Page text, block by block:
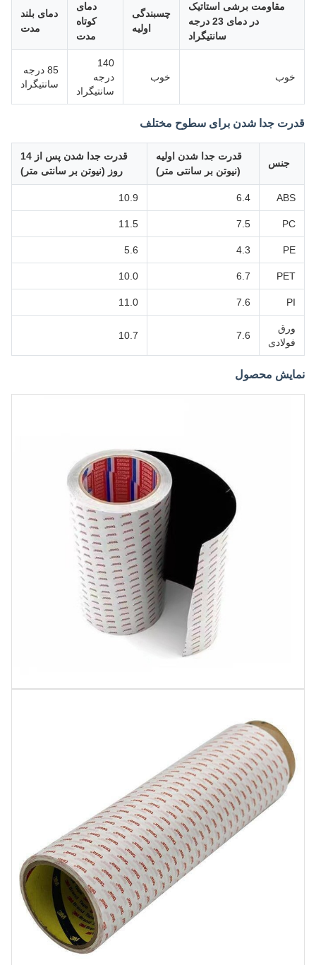
مقاومت برشی استاتیک
در دمای 23 درجه
سانتیگراد
چسبندگی
اولیه
دمای
کوتاه
مدت
دمای بلند
مدت
خوب خوب
140
درجه
سانتیگراد
85 درجه
سانتیگراد
قدرت جدا شدن برای سطوح مختلف
جنس
قدرت جدا شدن اولیه
(نیوتن بر سانتی متر)
قدرت جدا شدن پس از 14
روز (نیوتن بر سانتی متر)
ABS
6.4
10.9
PC
7.5
11.5
PE
4.3
5.6
PET
6.7
10.0
PI
7.6
11.0
ورق
فولادی
7.6
10.7
نمایش محصول